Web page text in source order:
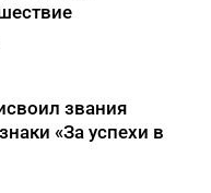
звания
«За успехи в